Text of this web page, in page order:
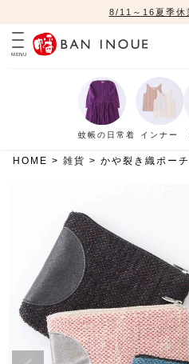
8/11～16夏季休
MENU
蚊帳の日常着 インナー
HOME 雑貨 かや裂き織ポーチ